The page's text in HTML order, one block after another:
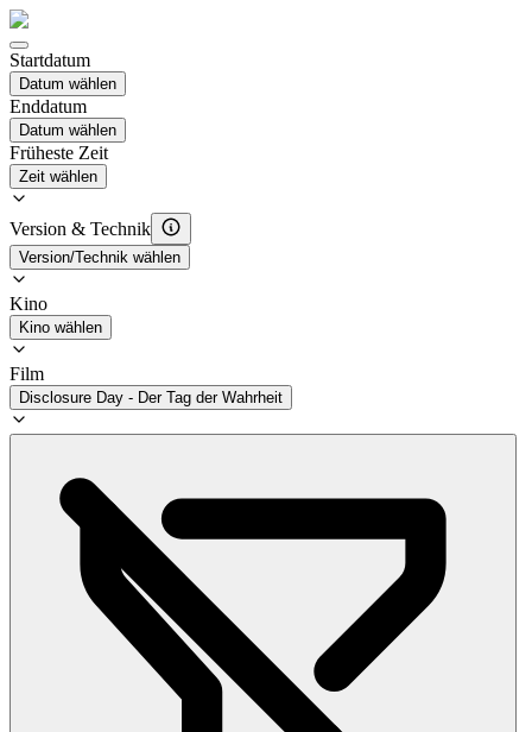
Startdatum
Datum wählen
Enddatum
Datum wählen
Früheste Zeit
Zeit wählen
Version & Technik
Version/Technik wählen
Kino
Kino wählen
Film
Disclosure Day - Der Tag der Wahrheit